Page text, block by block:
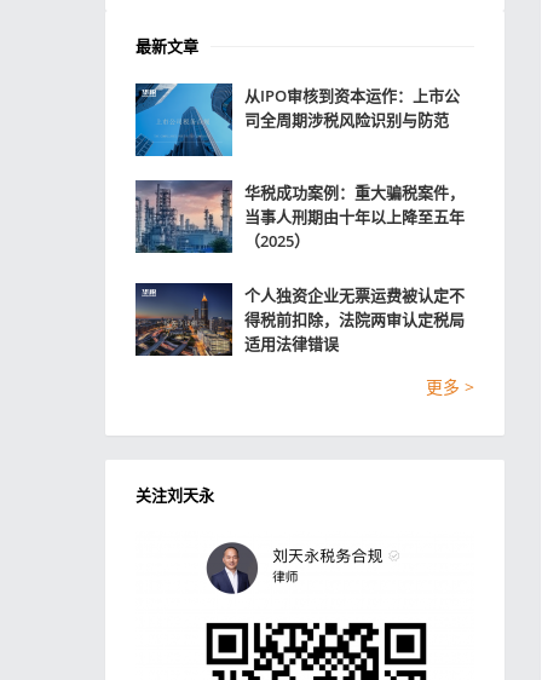
最新文章
从IPO审核到资本运作：上市公
司全周期涉税风险识别与防范
华税成功案例：重大骗税案件，
当事人刑期由十年以上降至五年
（2025）
个人独资企业无票运费被认定不
得税前扣除，法院两审认定税局
适用法律错误
更多 >
关注刘天永